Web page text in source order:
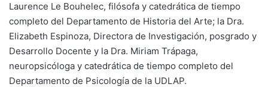
Laurence Le Bouhelec, filósofa y catedrática de tiempo
completo del Departamento de Historia del Arte; la Dra.
Elizabeth Espinoza, Directora de Investigación, posgrado y
Desarrollo Docente y la Dra. Miriam Trápaga,
neuropsicóloga y catedrática de tiempo completo del
Departamento de Psicología de la UDLAP.